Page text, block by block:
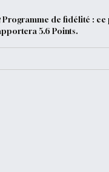
Programme de fidélité : ce
5.6 Points.